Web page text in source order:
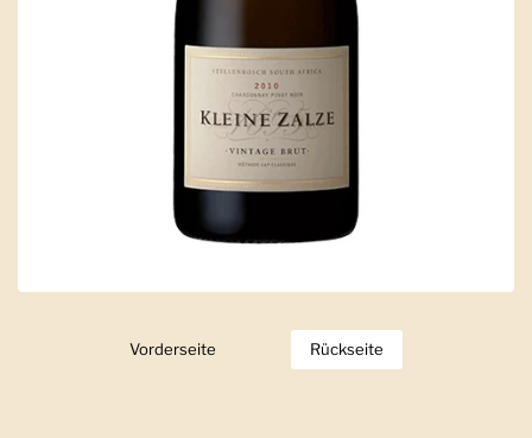
Zeige Folie 1
Vorderseite Zeige Folie 2
Rückseite